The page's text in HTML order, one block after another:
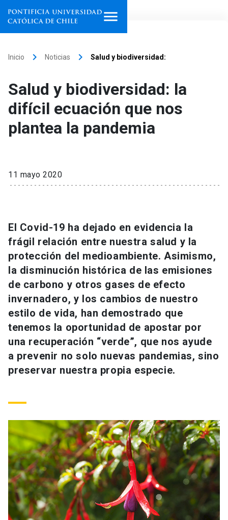
Facultades, escuelas e
institutos
Investigación
Extensión
Universidad
Información para keyboard_arrow_down
Futuros estudiantes
Estudiantes
Personal
Vecinos launch
Go to english site launch
ACCESOS DIRECTOS
Admisión launch
Mi Cuenta UC launch
Mi Portal UC
Medios Biblioteca launch
Donaciones launch
Inicio keyboard_arrow_right Noticias keyboard_arrow_right Salud y biodiversidad:
Salud y biodiversidad: la
difícil ecuación que nos
plantea la pandemia
11 mayo 2020
El Covid-19 ha dejado en evidencia la
frágil relación entre nuestra salud y la
protección del medioambiente. Asimismo,
la disminución histórica de las emisiones
de carbono y otros gases de efecto
invernadero, y los cambios de nuestro
estilo de vida, han demostrado que
tenemos la oportunidad de apostar por
una recuperación “verde”, que nos ayude
a prevenir no solo nuevas pandemias, sino
preservar nuestra propia especie.